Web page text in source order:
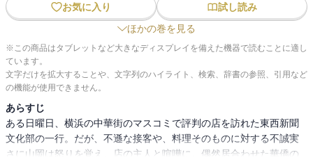
お気に入り
試し読み
ほかの巻を見る
※この商品はタブレットなど大きなディスプレイを備えた機器で読むことに適し
ています。
文字だけを拡大することや、文字列のハイライト、検索、辞書の参照、引用など
の機能が使用できません。
あらすじ
ある日曜日、横浜の中華街のマスコミで評判の店を訪れた東西新聞
文化部の一行。だが、不遜な接客や、料理そのものに対する不誠実
さに山岡は怒りを覚え、店の主人と喧嘩に。偶然居合わせた華僑の